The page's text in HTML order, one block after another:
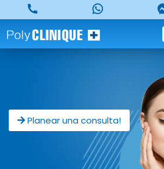
to
content
Planear una consulta!